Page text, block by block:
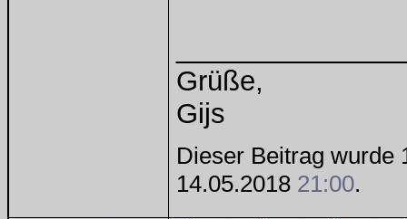
Grüße,
Gijs
Dieser Beitrag wurde
14.05.2018 21:00.